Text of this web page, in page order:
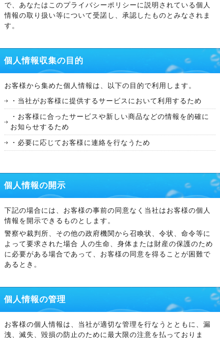
で、あなたはこのプライバシーポリシーに説明されている個人
情報の取り扱い等について受諾し、承認したものとみなされま
す。
個人情報収集の目的
お客様から集めた個人情報は、以下の目的で利用します。
・当社がお客様に提供するサービスにおいて利用するため
・お客様に合ったサービスや新しい商品などの情報を的確に
お知らせするため
・必要に応じてお客様に連絡を行なうため
個人情報の開示
下記の場合には、お客様の事前の同意なく当社はお客様の個人
情報を開示できるものとします。
警察や裁判所、その他の政府機関から召喚状、令状、命令等に
よって要求された場合 人の生命、身体または財産の保護のため
に必要がある場合であって、お客様の同意を得ることが困難で
あるとき。
個人情報の管理
お客様の個人情報は、当社が適切な管理を行なうとともに、漏
洩、滅失、毀損の防止のために最大限の注意を払っておりま